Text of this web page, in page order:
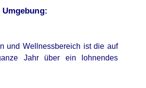
und Wellnessbereich ist die auf
Jahr über ein lohnendes